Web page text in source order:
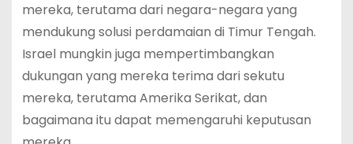
mereka, terutama dari negara-negara yang
mendukung solusi perdamaian di Timur Tengah.
Israel mungkin juga mempertimbangkan
dukungan yang mereka terima dari sekutu
mereka, terutama Amerika Serikat, dan
bagaimana itu dapat memengaruhi keputusan